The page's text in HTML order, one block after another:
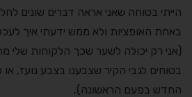
הייתי בטוחה שאני אראה דברים שונים
באחת האופציות ולא ממש ידעתי איך
(אני רק יכולה לשער שכך הלקוחות שלי
בטוחים לגבי הקיר שצבענו בצבע נועז,
החדש בפעם הראשונה).